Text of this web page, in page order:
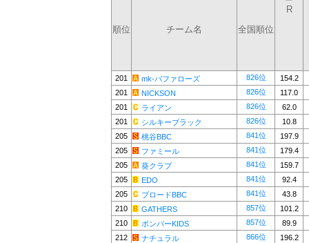
順位 チーム名 全国順位
R
201 mk-バファローズ 826位
154.2
201
NICKSON 826位
117.0
201
ライアン 826位
62.0
201
シルキーブラック 826位
10.8
205
桃谷BBC 841位
197.9
205
ファミール 841位
179.4
205
葵クラブ 841位
159.7
205
EDO 841位
92.4
205
ブロードBBC 841位
43.8
210
GATHERS 857位
101.2
210
ボンバーKIDS 857位
89.9
212
ナチュラル 866位
196.2